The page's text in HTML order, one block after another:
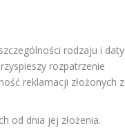
rodzaju i daty
rozpatrzenie
reklamacji złożonych z
od dnia jej złożenia.